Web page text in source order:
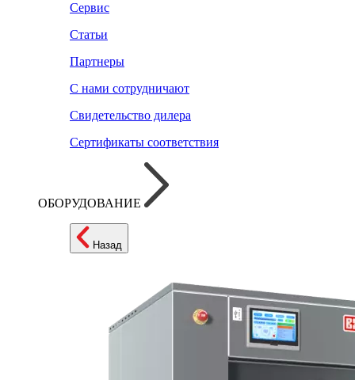
Сервис
Статьи
Партнеры
С нами сотрудничают
Свидетельство дилера
Сертификаты соответствия
ОБОРУДОВАНИЕ
Назад